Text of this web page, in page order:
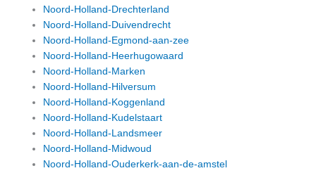
Noord-Holland-Drechterland
Noord-Holland-Duivendrecht
Noord-Holland-Egmond-aan-zee
Noord-Holland-Heerhugowaard
Noord-Holland-Marken
Noord-Holland-Hilversum
Noord-Holland-Koggenland
Noord-Holland-Kudelstaart
Noord-Holland-Landsmeer
Noord-Holland-Midwoud
Noord-Holland-Ouderkerk-aan-de-amstel